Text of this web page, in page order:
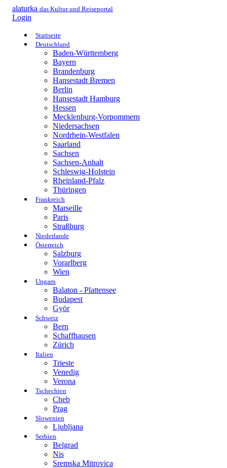
alaturka das Kultur und Reiseportal
Login
Startseite
Deutschland
Baden-Württemberg
Bayern
Brandenburg
Hansestadt Bremen
Berlin
Hansestadt Hamburg
Hessen
Mecklenburg-Vorpommern
Niedersachsen
Nordrhein-Westfalen
Saarland
Sachsen
Sachsen-Anhalt
Schleswig-Holstein
Rheinland-Pfalz
Thüringen
Frankreich
Marseille
Paris
Straßburg
Niederlande
Österreich
Salzburg
Vorarlberg
Wien
Ungarn
Balaton - Plattensee
Budapest
Györ
Schweiz
Bern
Schaffhausen
Zürich
Italien
Trieste
Venedig
Verona
Tschechien
Cheb
Prag
Slowenien
Ljubljana
Serbien
Belgrad
Nis
Sremska Mitrovica